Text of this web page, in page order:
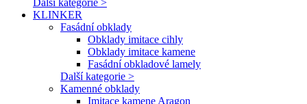
Další kategorie >
KLINKER
Fasádní obklady
Obklady imitace cihly
Obklady imitace kamene
Fasádní obkladové lamely
Další kategorie >
Kamenné obklady
Imitace kamene Aragon